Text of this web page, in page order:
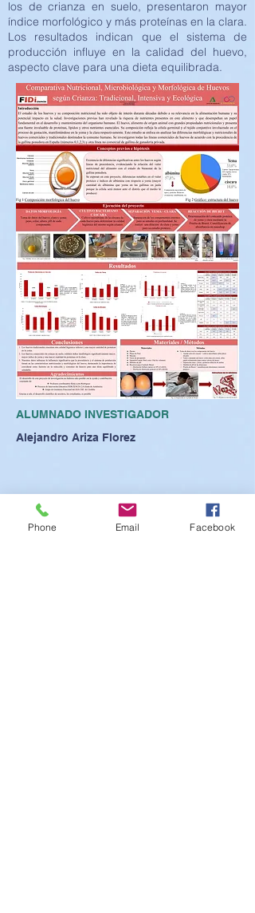
los de crianza en suelo, presentaron mayor
índice morfológico y más proteínas en la clara.
Los resultados indican que el sistema de
producción influye en la calidad del huevo,
aspecto clave para una dieta equilibrada.
ALUMNADO INVESTIGADOR
Alejandro Ariza Florez
Phone Email Facebook